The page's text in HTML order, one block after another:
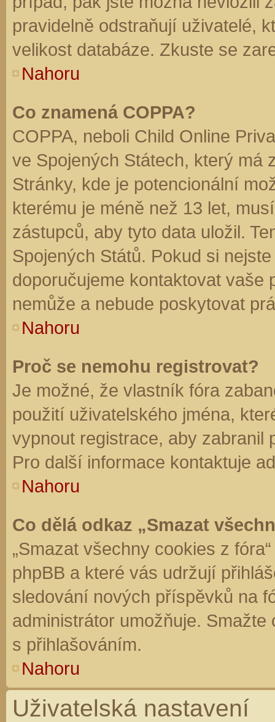
pravidelně odstraňují uživatelé,
velikost databáze. Zkuste se
Nahoru
Co znamená COPPA?
COPPA, neboli Child Online
ve Spojených Státech, který má
Stránky, kde je potencionální
kterému je méně než 13 let,
zástupců, aby tyto data uložil.
Spojených Států. Pokud si
doporučujeme kontaktovat vaše
nemůže a nebude poskytovat
Nahoru
Proč se nemohu registrovat?
Je možné, že vlastník fóra
použití uživatelského jména,
vypnout registrace, aby zabranil
Pro další informace kontaktuje
Nahoru
Co dělá odkaz „Smazat
„Smazat všechny cookies z
phpBB a které vás udržují
sledování nových příspěvků na
administrátor umožňuje.
s přihlašováním.
Nahoru
Uživatelská nastavení